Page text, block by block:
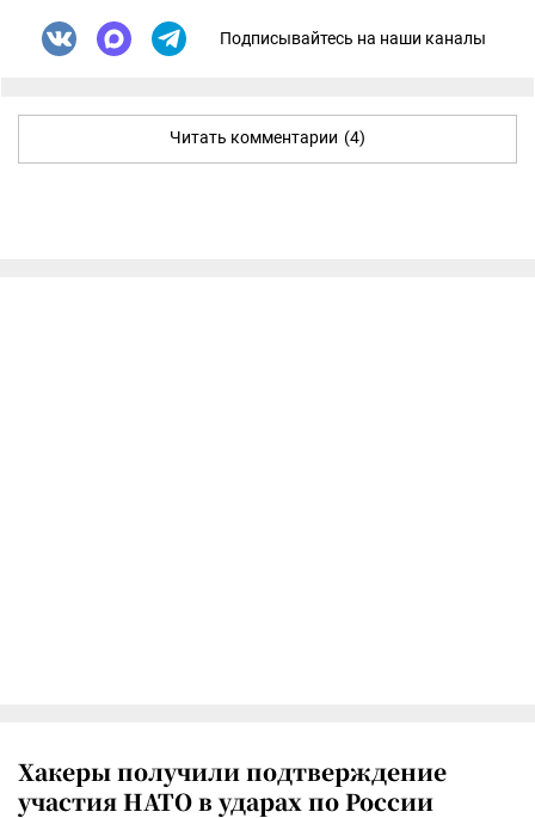
Подписывайтесь на наши каналы
Читать комментарии (4)
Хакеры получили подтверждение
участия НАТО в ударах по России